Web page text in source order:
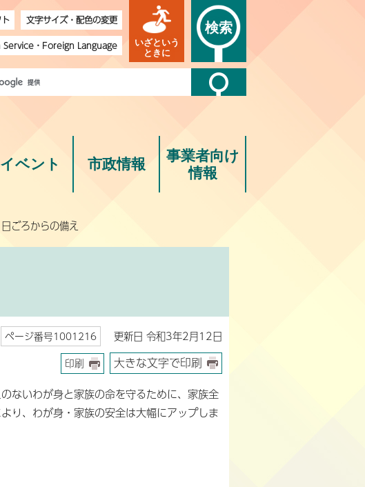
文字サイズ・配色の変更
・ Foreign Language
いざという
ときに
検索
イベント 市政情報
事業者向け
情報
ごろからの備え
ページ番号1001216 更新日 令和3年2月12日
印刷 大きな文字で印刷
ないわが身と家族の命を守るために、家族全
り、わが身・家族の安全は大幅にアップしま